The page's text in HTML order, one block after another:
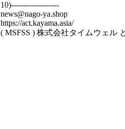
10)-------------------
news@nago-ya.shop
https://act.kayama.asia/
( MSFSS ) 株式会社タイムウェル